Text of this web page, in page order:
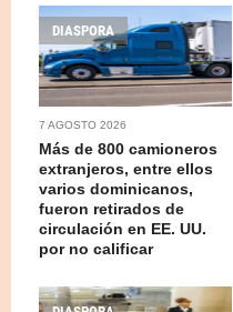
DIASPORA
7 AGOSTO 2026
Más de 800 camioneros
extranjeros, entre ellos
varios dominicanos,
fueron retirados de
circulación en EE. UU.
por no calificar